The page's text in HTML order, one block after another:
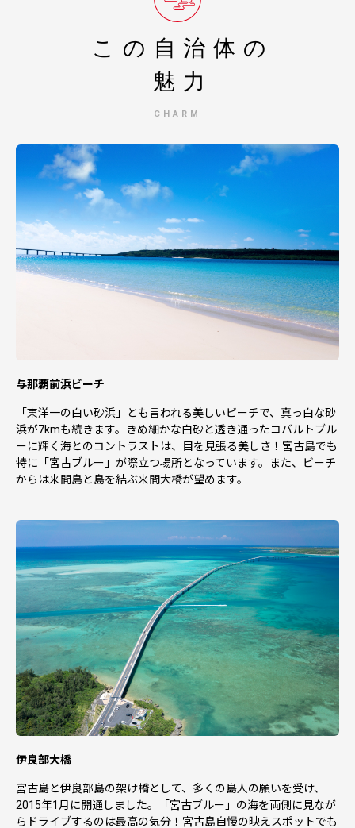
◆申込様式（紙申請）の場合
宮古島市ではワンストップ特例申請用紙を送付しておりま
ご自身で申請書をダウンロードし、寄附年の翌年1月10日
（必着）で提出して下さい。
※寄附1件につき申請書1枚が必要です。
〒906-8501 沖縄県宮古島市平良字西里1140
宮古島市企画政策部 ふるさと創生課 宛
0980-79-9707
この自治体の
魅力
CHARM
与那覇前浜ビーチ
「東洋一の白い砂浜」とも言われる美しいビーチで、真っ白な砂
浜が7kmも続きます。きめ細かな白砂と透き通ったコバルトブル
ーに輝く海とのコントラストは、目を見張る美しさ！宮古島でも
特に「宮古ブルー」が際立つ場所となっています。また、ビーチ
からは来間島と島を結ぶ来間大橋が望めます。
伊良部大橋
宮古島と伊良部島の架け橋として、多くの島人の願いを受け、
2015年1月に開通しました。「宮古ブルー」の海を両側に見なが
らドライブするのは最高の気分！宮古島自慢の映えスポットでも